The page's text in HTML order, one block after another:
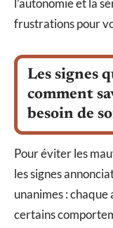
l’autonomie et la
frustrations pour
Les signes
comment
besoin de
Pour éviter les
les signes
unanimes :
certains